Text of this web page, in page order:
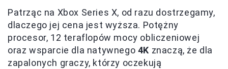
Patrząc na Xbox Series X, od razu dostrzegamy,
dlaczego jej cena jest wyższa. Potężny
procesor, 12 teraflopów mocy obliczeniowej
oraz wsparcie dla natywnego 4K znaczą, że dla
zapalonych graczy, którzy oczekują